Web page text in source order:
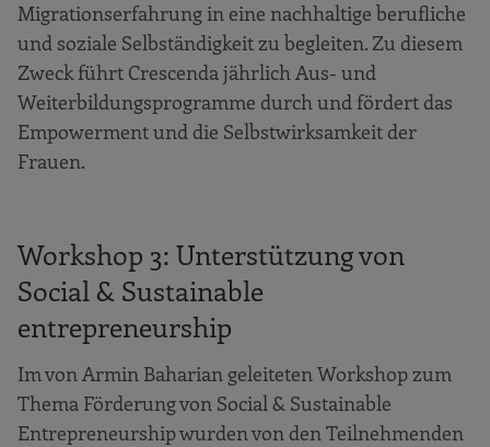
Migrationserfahrung in eine nachhaltige berufliche
und soziale Selbständigkeit zu begleiten. Zu diesem
Zweck führt Crescenda jährlich Aus- und
Weiterbildungsprogramme durch und fördert das
Empowerment und die Selbstwirksamkeit der
Frauen.
Workshop 3: Unterstützung von
Social & Sustainable
entrepreneurship
Im von Armin Baharian geleiteten Workshop zum
Thema Förderung von Social & Sustainable
Entrepreneurship wurden von den Teilnehmenden